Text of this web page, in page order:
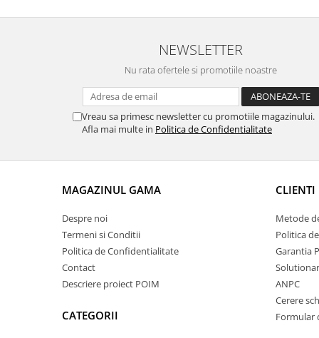
NEWSLETTER
Nu rata ofertele si promotiile noastre
Vreau sa primesc newsletter cu promotiile magazinului.
Afla mai multe in Politica de Confidentialitate
MAGAZINUL GAMA
Despre noi
Termeni si Conditii
Politica de Confidentialitate
Contact
Descriere proiect POIM
CATEGORII
CLIENTI
Metode
Politica
Garantia
ANPC
Cerere
Formular